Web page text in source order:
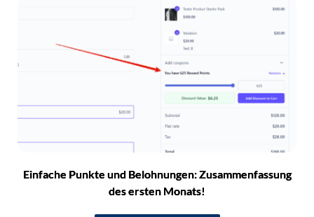
Einfache Punkte und Belohnungen: Zusammenfassung
des ersten Monats!